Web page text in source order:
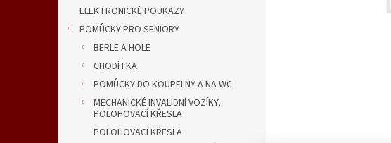
ELEKTRONICKÉ POUKAZY
POMŮCKY PRO SENIORY
BERLE A HOLE
CHODÍTKA
POMŮCKY DO KOUPELNY A NA WC
MECHANICKÉ INVALIDNÍ VOZÍKY,
POLOHOVACÍ KŘESLA
POLOHOVACÍ KŘESLA